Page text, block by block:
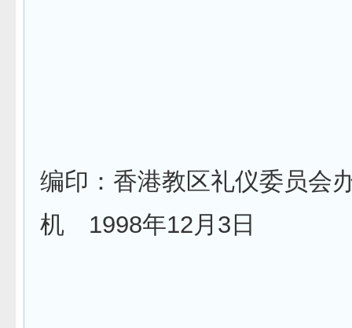
编印：香港教区礼仪委员
机 1998年12月3日